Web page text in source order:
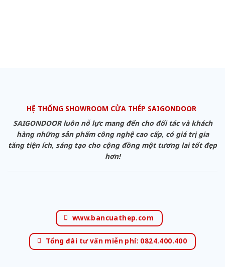
HỆ THỐNG SHOWROOM CỬA THÉP SAIGONDOOR
SAIGONDOOR luôn nỗ lực mang đến cho đối tác và khách
hàng những sản phẩm công nghệ cao cấp, có giá trị gia
tăng tiện ích, sáng tạo cho cộng đồng một tương lai tốt đẹp
hơn!
www.bancuathep.com
Tổng đài tư vấn miễn phí: 0824.400.400